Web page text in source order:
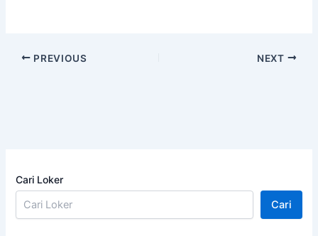
PREVIOUS NEXT
Cari Loker
Cari